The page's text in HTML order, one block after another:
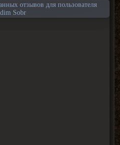
отзывов для пользователя
Sobr